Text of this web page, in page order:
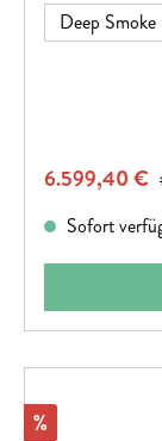
Deep Smoke
Verkaufspreis:
6.599,40 €
Sofort
Rabatt
%